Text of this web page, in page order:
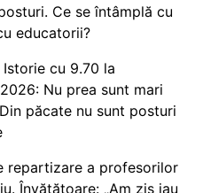
Ce se întâmplă cu
educatorii?
cu 9.70 la
Nu prea sunt mari
păcate nu sunt posturi
repartizare a profesorilor
Învățătoare: „Am zis iau